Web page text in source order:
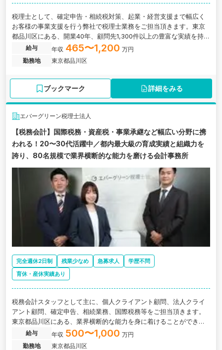
税理士として、確定申告・相続税対策、起業・経営支援まで幅広く
お客様の事業支援を行う弊社で税理士業務をご担当頂きます。東京
都品川区にある、開業40年、顧問先1,300件以上の豊富な実績を持っ
ている税理士法人の求人です。
給与 年収 465〜1,200 万円
勤務地
東京都品川区
ブックマーク 詳細をみる
エバーグリーン税理士法人
【税務会計】国際税務・資産税・事業承継など幅広い分野に携
われる！20〜30代活躍中／都内最大級の育成実績と組織力を
誇り、80名規模で業界横断的な能力を磨ける会計事務所
完全週休2日制 残業少なめ 急募求人
学歴不問
育休・産休実績あり
税務会計スタッフとして主に、個人クライアント顧問、法人クライ
アント顧問、確定申告、相続業務、国際税務等をご担当頂きます。
東京都品川区にある、業界横断的な能力を身に着けることができる
組織力の高い会計事務所の求人です。
給与 年収 500〜1,000 万円
勤務地
東京都品川区